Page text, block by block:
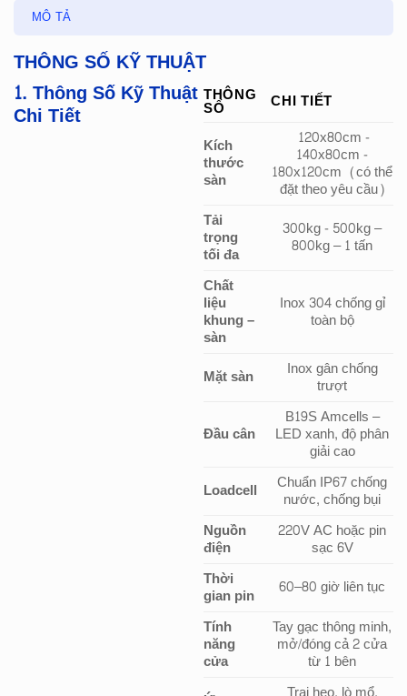
MÔ TẢ
THÔNG SỐ KỸ THUẬT
1. Thông Số Kỹ Thuật
Chi Tiết
THÔNG
SỐ
CHI TIẾT
Kích
thước
sàn
120x80cm -
140x80cm -
180x120cm (có thể
đặt theo yêu cầu)
Tải
trọng
tối đa
300kg - 500kg –
800kg – 1 tấn
Chất
liệu
khung –
sàn
Inox 304 chống gỉ
toàn bộ
Mặt sàn Inox gân chống
trượt
Đầu cân
B19S Amcells –
LED xanh, độ phân
giải cao
Loadcell
Chuẩn IP67 chống
nước, chống bụi
Nguồn
điện
220V AC hoặc pin
sạc 6V
Thời
gian pin
60–80 giờ liên tục
Tính
năng
cửa
Tay gạc thông minh,
mở/đóng cả 2 cửa
từ 1 bên